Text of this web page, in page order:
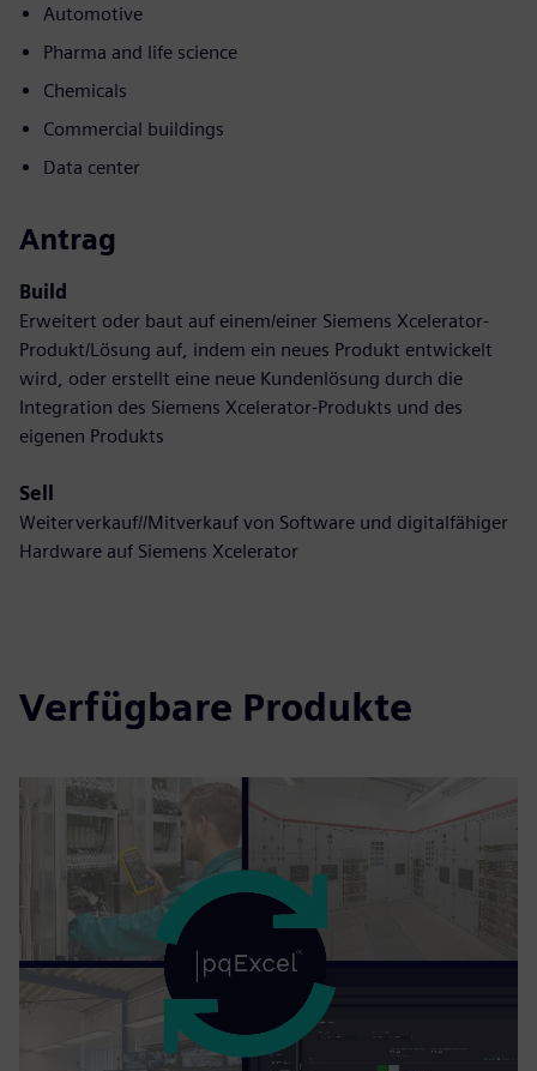
Automotive
Pharma and life science
Chemicals
Commercial buildings
Data center
Antrag
Build
Erweitert oder baut auf einem/einer Siemens Xcelerator-
Produkt/Lösung auf, indem ein neues Produkt entwickelt
wird, oder erstellt eine neue Kundenlösung durch die
Integration des Siemens Xcelerator-Produkts und des
eigenen Produkts
Sell
Weiterverkauf//Mitverkauf von Software und digitalfähiger
Hardware auf Siemens Xcelerator
Verfügbare Produkte